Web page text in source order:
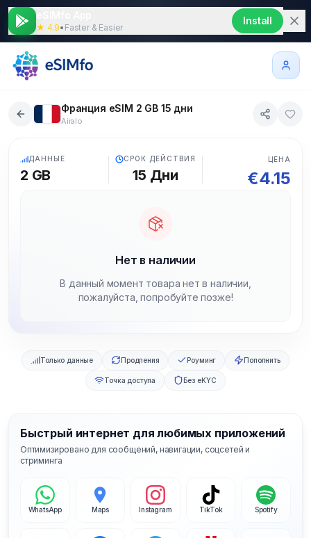
★ 4.9• Faster & Easier
Install
Франция eSIM 2 GB 15 дни
Airalo
ДАННЫЕ
2 GB
СРОК ДЕЙСТВИЯ
15 Дни
ЦЕНА
€4.15
Нет в наличии
В данный момент товара нет в наличии,
пожалуйста, попробуйте позже!
Только данные Продления Роуминг Пополнить
Точка доступа Без eKYC
Быстрый интернет для любимых приложений
Оптимизировано для сообщений, навигации, соцсетей и
стриминга
WhatsApp Maps Instagram TikTok Spotify